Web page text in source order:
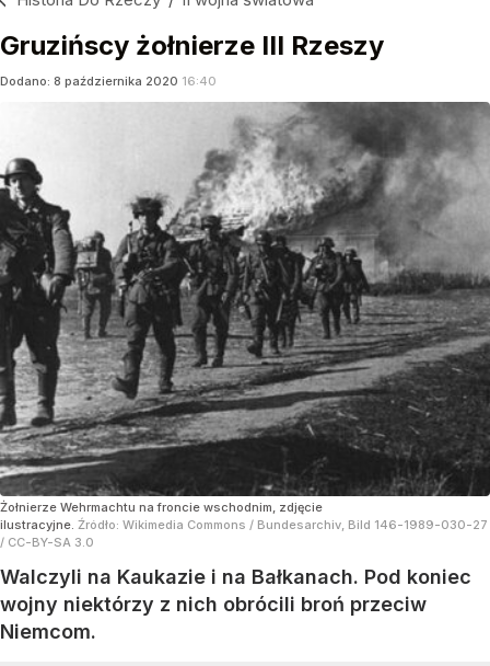
Gruzińscy żołnierze III Rzeszy
Dodano: 8 października 2020 16:40
Żołnierze Wehrmachtu na froncie wschodnim, zdjęcie
ilustracyjne. Źródło: Wikimedia Commons / Bundesarchiv, Bild 146-1989-030-27
/ CC-BY-SA 3.0
Walczyli na Kaukazie i na Bałkanach. Pod koniec
wojny niektórzy z nich obrócili broń przeciw
Niemcom.